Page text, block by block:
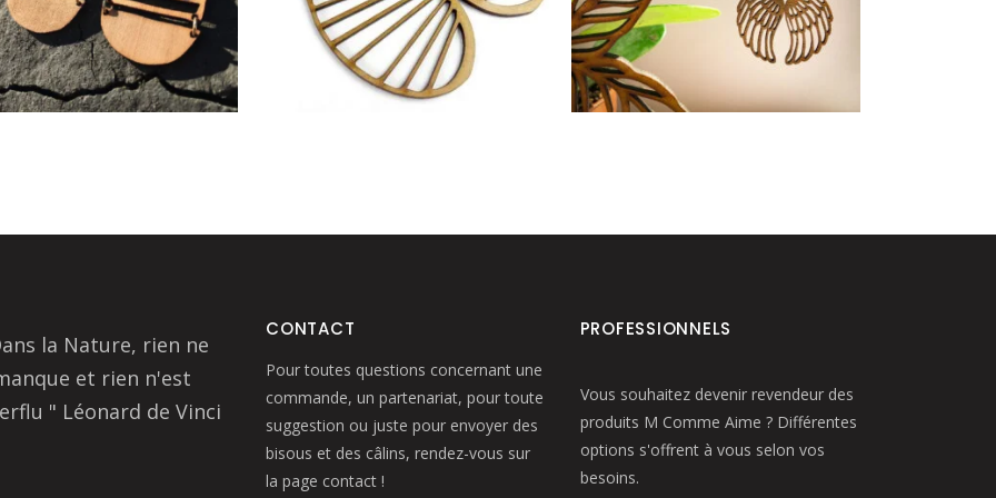
produit
a
plusieurs
variations.
choisies
produit
produit
a
plusieurs
variations.
choisies
la Nature, rien ne
et rien n'est
" Léonard de Vinci
CONTACT
Pour toutes questions concernant une
commande, un partenariat, pour toute
suggestion ou juste pour envoyer des
bisous et des câlins, rendez-vous sur
la page contact !
PROFESSIONNELS
Vous souhaitez devenir revendeur des
produits M Comme Aime ? Différentes
options s'offrent à vous selon vos
besoins.